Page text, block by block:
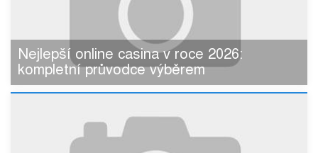
Nejlepší online casina v roce 2026:
kompletní průvodce výběrem